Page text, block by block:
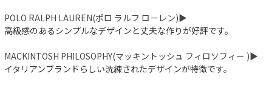
POLO RALPH LAUREN(ポロ ラルフ ローレン)▶︎
高級感のあるシンプルなデザインと丈夫な作りが好評です。
MACKINTOSH PHILOSOPHY(マッキントッシュ フィロソフィー )▶︎
イタリアンブランドらしい洗練されたデザインが特徴です。